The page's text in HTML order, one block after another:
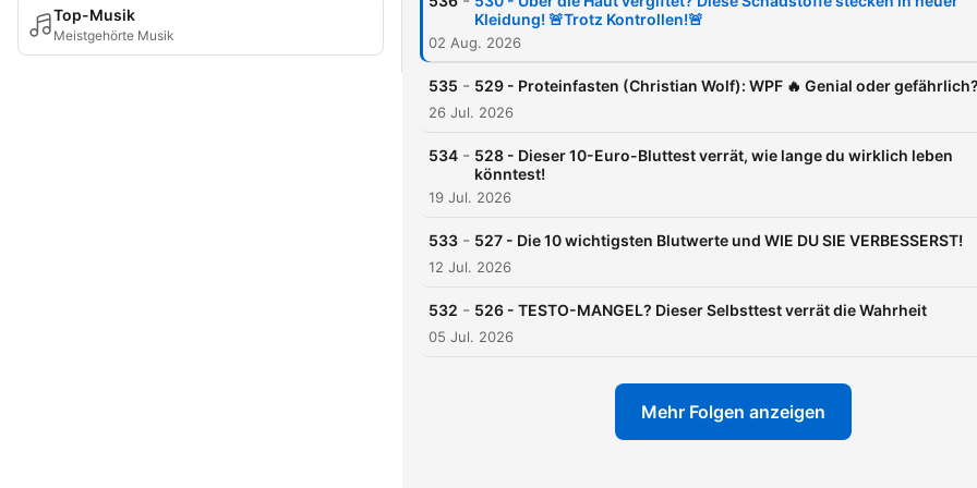
Top-Musik
Meistgehörte Musik
Wahnsinn beenden und dir
handfeste Tricks
dich umsetzen kannst.
neu!
Kleidung! 🚨Trotz Kontrollen!🚨
02 Aug. 2026
535 - 529 - Proteinfasten (Christian Wolf): WPF 🔥 Genial oder gefährlich?
26 Jul. 2026
534 - 528 - Dieser 10-Euro-Bluttest verrät, wie lange du wirklich leben
könntest!
19 Jul. 2026
533 - 527 - Die 10 wichtigsten Blutwerte und WIE DU SIE VERBESSERST!
12 Jul. 2026
532 - 526 - TESTO-MANGEL? Dieser Selbsttest verrät die Wahrheit
05 Jul. 2026
Mehr Folgen anzeigen